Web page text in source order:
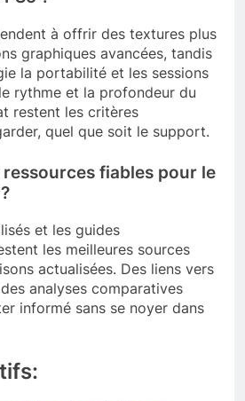
à offrir des textures plus
graphiques avancées, tandis
la portabilité et les sessions
rythme et la profondeur du
restent les critères
quel que soit le support.
fiables pour le
et les guides
les meilleures sources
actualisées. Des liens vers
analyses comparatives
informé sans se noyer dans